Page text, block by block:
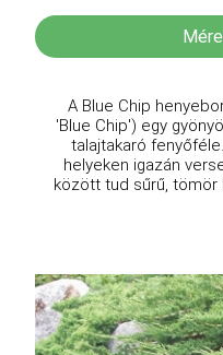
A Blue Chip
'Blue Chip') egy
talajtakaró
helyeken igazán
között tud sűrű, tömör